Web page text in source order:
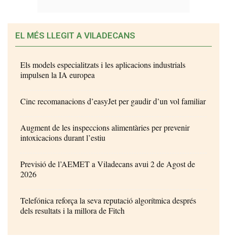
EL MÉS LLEGIT A VILADECANS
Els models especialitzats i les aplicacions industrials
impulsen la IA europea
Cinc recomanacions d’easyJet per gaudir d’un vol familiar
Augment de les inspeccions alimentàries per prevenir
intoxicacions durant l’estiu
Previsió de l’AEMET a Viladecans avui 2 de Agost de
2026
Telefónica reforça la seva reputació algorítmica després
dels resultats i la millora de Fitch